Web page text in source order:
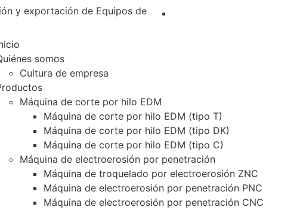
y exportación de Equipos de
somos
Cultura de empresa
Máquina de corte por hilo EDM
Máquina de corte por hilo EDM (tipo T)
Máquina de corte por hilo EDM (tipo DK)
Máquina de corte por hilo EDM (tipo C)
Máquina de electroerosión por penetración
Máquina de troquelado por electroerosión ZNC
Máquina de electroerosión por penetración PNC
Máquina de electroerosión por penetración CNC